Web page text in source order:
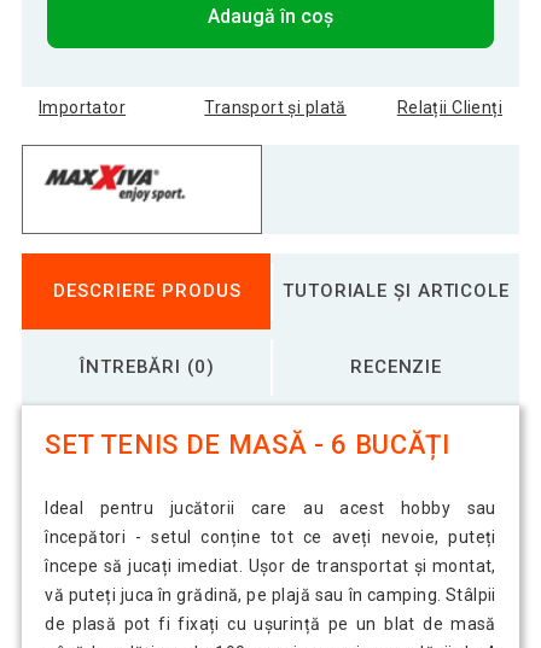
Adaugă în coș
Importator Transport și plată Relații Clienți
DESCRIERE PRODUS TUTORIALE ȘI ARTICOLE
ÎNTREBĂRI (0) RECENZIE
SET TENIS DE MASĂ - 6 BUCĂȚI
Ideal pentru jucătorii care au acest hobby sau
începători - setul conține tot ce aveți nevoie, puteți
începe să jucați imediat. Ușor de transportat și montat,
vă puteți juca în grădină, pe plajă sau în camping. Stâlpii
de plasă pot fi fixați cu ușurință pe un blat de masă